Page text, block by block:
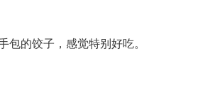
包的饺子，感觉特别好吃。